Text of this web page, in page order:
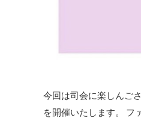
今回は司会に楽しんご
を開催いたします。 フ